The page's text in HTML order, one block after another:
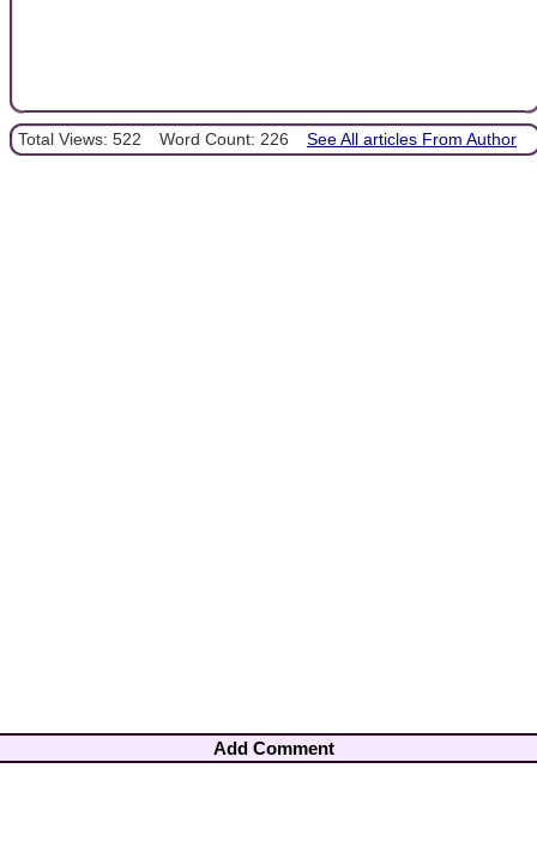
Total Views: 522 Word Count: 226 See All articles From Author
Add Comment